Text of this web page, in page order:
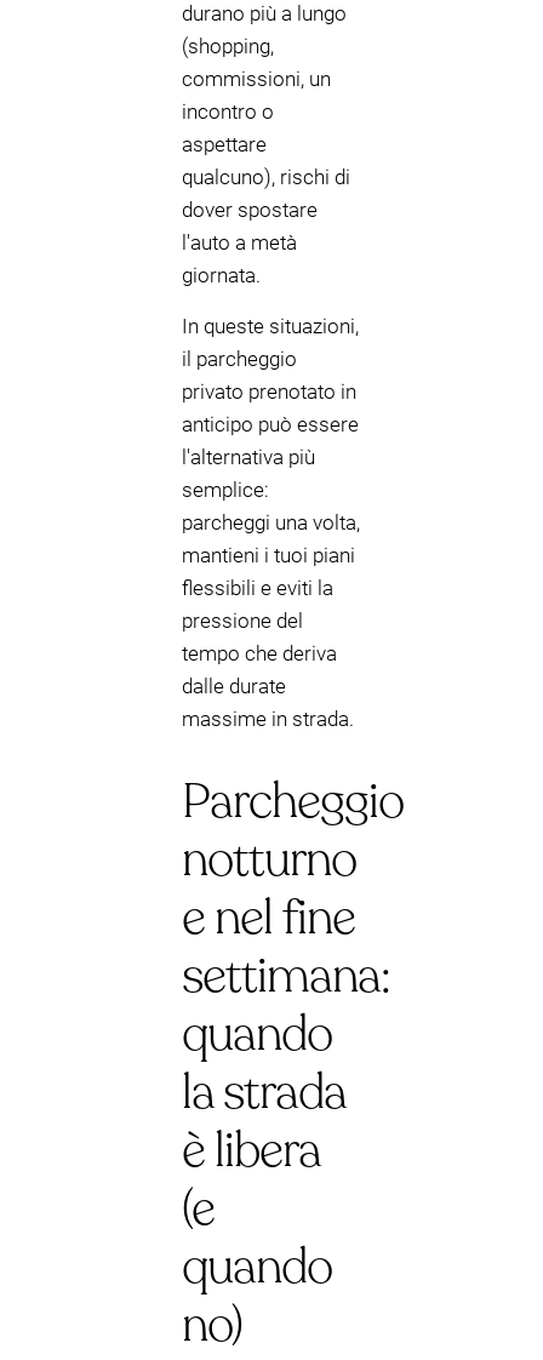
durano più a lungo
(shopping,
commissioni, un
incontro o
aspettare
qualcuno), rischi di
dover spostare
l'auto a metà
giornata.
In queste situazioni,
il parcheggio
privato prenotato in
anticipo può essere
l'alternativa più
semplice:
parcheggi una volta,
mantieni i tuoi piani
flessibili e eviti la
pressione del
tempo che deriva
dalle durate
massime in strada.
Parcheggio
notturno
e nel fine
settimana:
quando
la strada
è libera
(e
quando
no)